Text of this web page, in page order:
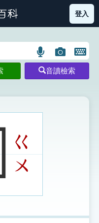
部首索引表圖示
登入
語
言
搜
示
圖
片
搜
開
鍵
圖
音讀檢索
ㄍ
ㄨ